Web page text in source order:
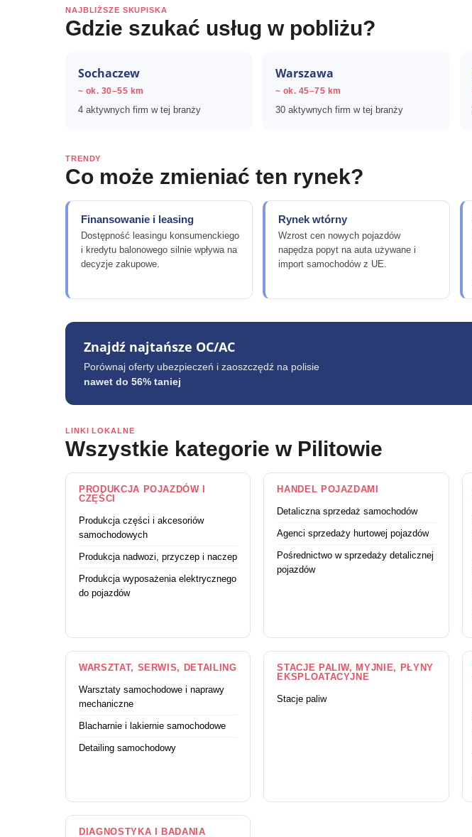
NAJBLIŻSZE SKUPISKA
Gdzie szukać usług w pobliżu?
Sochaczew
~ ok. 30–55 km
4 aktywnych firm w tej branży
Warszawa
~ ok. 45–75 km
30 aktywnych firm w tej branży
TRENDY
Co może zmieniać ten rynek?
Finansowanie i leasing
Dostępność leasingu konsumenckiego
i kredytu balonowego silnie wpływa na
decyzje zakupowe.
Rynek wtórny
Wzrost cen nowych pojazdów
napędza popyt na auta używane i
import samochodów z UE.
Znajdź najtańsze OC/AC
Porównaj oferty ubezpieczeń i zaoszczędź na polisie
nawet do 56% taniej
LINKI LOKALNE
Wszystkie kategorie w Pilitowie
PRODUKCJA POJAZDÓW I
CZĘŚCI
Produkcja części i akcesoriów
samochodowych
Produkcja nadwozi, przyczep i naczep
Produkcja wyposażenia elektrycznego
do pojazdów
HANDEL POJAZDAMI
Detaliczna sprzedaż samochodów
Agenci sprzedaży hurtowej pojazdów
Pośrednictwo w sprzedaży detalicznej
pojazdów
WARSZTAT, SERWIS, DETAILING
Warsztaty samochodowe i naprawy
mechaniczne
Blacharnie i lakiernie samochodowe
Detailing samochodowy
STACJE PALIW, MYJNIE, PŁYNY
EKSPLOATACYJNE
Stacje paliw
DIAGNOSTYKA I BADANIA